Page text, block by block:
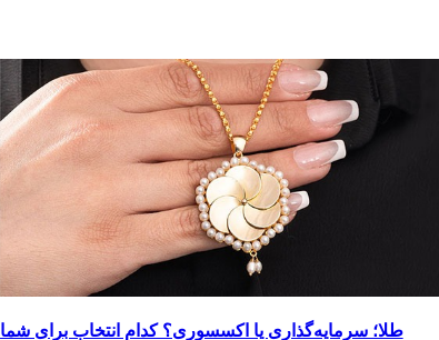
طلا؛ سرمایه‌گذاری یا اکسسوری؟ کدام انتخاب برای شما